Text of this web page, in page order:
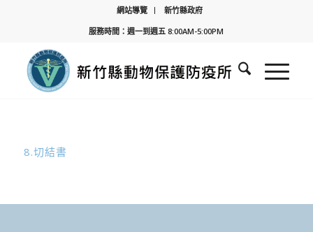
網站導覽
新竹縣政府
服務時間：週一到週五 8:00AM-5:00PM
8.切結書